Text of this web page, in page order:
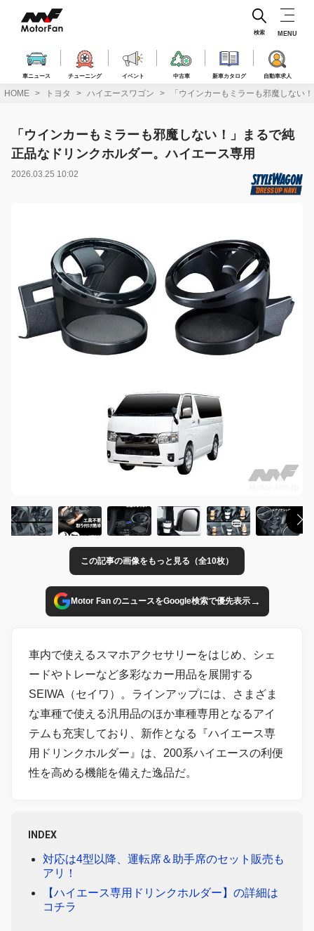
ス
車ニュース チューニング イベント 中古車 新車カタログ 自動車求人
検索 MENU
HOME トヨタ ハイエースワゴン 「ウインカーもミラーも邪魔しない
「ウインカーもミラーも邪魔しない！」まるで純
正品なドリンクホルダー。ハイエース専用
2026.03.25 10:02
この記事の画像をもっと見る（全10枚）
Motor Fan のニュースをGoogle検索で優先表示→
車内で使えるスマホアクセサリーをはじめ、シェ
ードやトレーなど多彩なカー用品を展開する
SEIWA（セイワ）。ラインアップには、さまざま
な車種で使える汎用品のほか車種専用となるアイ
テムも充実しており、新作となる『ハイエース専
用ドリンクホルダー』は、200系ハイエースの利便
性を高める機能を備えた逸品だ。
INDEX
対応は4型以降、運転席＆助手席のセット販売も
アリ！
【ハイエース専用ドリンクホルダー】の詳細は
コチラ